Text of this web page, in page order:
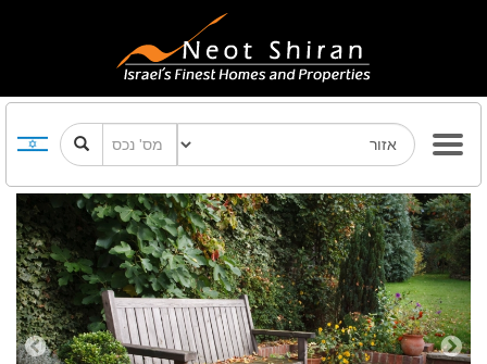
Previous Next